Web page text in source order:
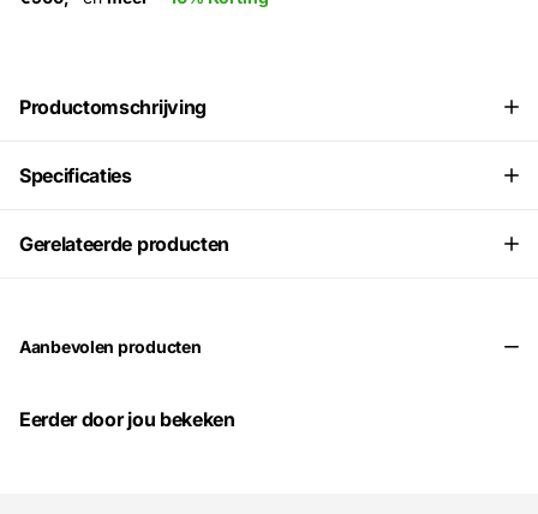
Productomschrijving
Specificaties
Gerelateerde producten
Aanbevolen producten
Eerder door jou bekeken